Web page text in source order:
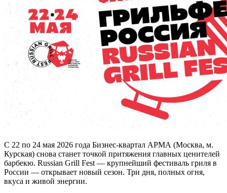
С 22 по 24 мая 2026 года Бизнес-квартал АРМА (Москва, м.
Курская) снова станет точкой притяжения главных ценителей
барбекю. Russian Grill Fest — крупнейший фестиваль гриля в
России — открывает новый сезон. Три дня, полных огня,
вкуса и живой энергии.